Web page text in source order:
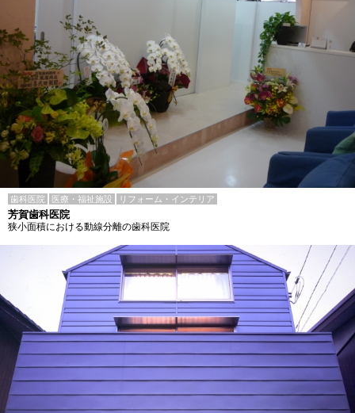
歯科医院 医療・福祉施設 リフォーム・インテリア
芳賀歯科医院
狭小面積における動線分離の歯科医院